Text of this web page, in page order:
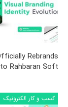
Rebrands
to Rahbaran Soft
کسب و کار الکترونیک